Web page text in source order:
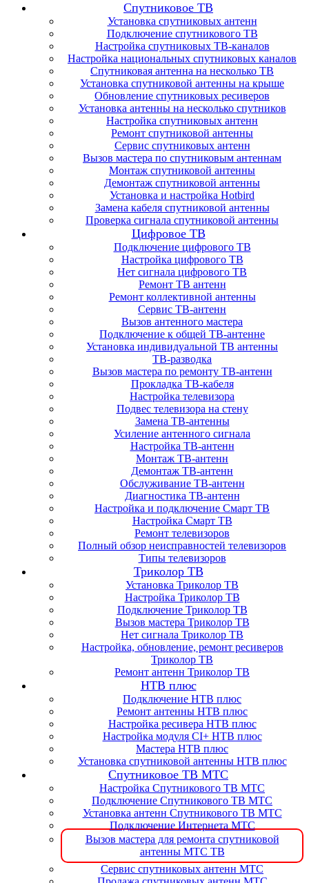
Спутниковое ТВ
Установка спутниковых антенн
Подключение спутникового ТВ
Настройка спутниковых ТВ-каналов
Настройка национальных спутниковых каналов
Спутниковая антенна на несколько ТВ
Установка спутниковой антенны на крыше
Обновление спутниковых ресиверов
Установка антенны на несколько спутников
Настройка спутниковых антенн
Ремонт спутниковой антенны
Сервис спутниковых антенн
Вызов мастера по спутниковым антеннам
Монтаж спутниковой антенны
Демонтаж спутниковой антенны
Установка и настройка Hotbird
Замена кабеля спутниковой антенны
Проверка сигнала спутниковой антенны
Цифровое ТВ
Подключение цифрового ТВ
Настройка цифрового ТВ
Нет сигнала цифрового ТВ
Ремонт ТВ антенн
Ремонт коллективной антенны
Сервис ТВ-антенн
Вызов антенного мастера
Подключение к общей ТВ-антенне
Установка индивидуальной ТВ антенны
ТВ-разводка
Вызов мастера по ремонту ТВ-антенн
Прокладка ТВ-кабеля
Настройка телевизора
Подвес телевизора на стену
Замена ТВ-антенны
Усиление антенного сигнала
Настройка ТВ-антенн
Монтаж ТВ-антенн
Демонтаж ТВ-антенн
Обслуживание ТВ-антенн
Диагностика ТВ-антенн
Настройка и подключение Смарт ТВ
Настройка Смарт ТВ
Ремонт телевизоров
Полный обзор неисправностей телевизоров
Типы телевизоров
Триколор ТВ
Установка Триколор ТВ
Настройка Триколор ТВ
Подключение Триколор ТВ
Вызов мастера Триколор ТВ
Нет сигнала Триколор ТВ
Настройка, обновление, ремонт ресиверов
Триколор ТВ
Ремонт антенн Триколор ТВ
НТВ плюс
Подключение НТВ плюс
Ремонт антенны НТВ плюс
Настройка ресивера НТВ плюс
Настройка модуля CI+ НТВ плюс
Мастера НТВ плюс
Установка спутниковой антенны НТВ плюс
Спутниковое ТВ МТС
Настройка Спутникового ТВ МТС
Подключение Спутникового ТВ МТС
Установка антенн Спутникового ТВ МТС
Подключение Интернета МТС
Вызов мастера для ремонта спутниковой
антенны МТС ТВ
Сервис спутниковых антенн МТС